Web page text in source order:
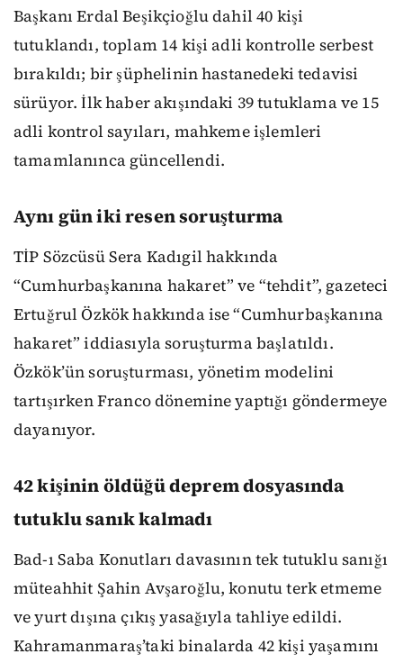
Başkanı Erdal Beşikçioğlu dahil 40 kişi
tutuklandı, toplam 14 kişi adli kontrolle serbest
bırakıldı; bir şüphelinin hastanedeki tedavisi
sürüyor. İlk haber akışındaki 39 tutuklama ve 15
adli kontrol sayıları, mahkeme işlemleri
tamamlanınca güncellendi.
Aynı gün iki resen soruşturma
TİP Sözcüsü Sera Kadıgil hakkında
“Cumhurbaşkanına hakaret” ve “tehdit”, gazeteci
Ertuğrul Özkök hakkında ise “Cumhurbaşkanına
hakaret” iddiasıyla soruşturma başlatıldı.
Özkök’ün soruşturması, yönetim modelini
tartışırken Franco dönemine yaptığı göndermeye
dayanıyor.
42 kişinin öldüğü deprem dosyasında
tutuklu sanık kalmadı
Bad-ı Saba Konutları davasının tek tutuklu sanığı
müteahhit Şahin Avşaroğlu, konutu terk etmeme
ve yurt dışına çıkış yasağıyla tahliye edildi.
Kahramanmaraş’taki binalarda 42 kişi yaşamını